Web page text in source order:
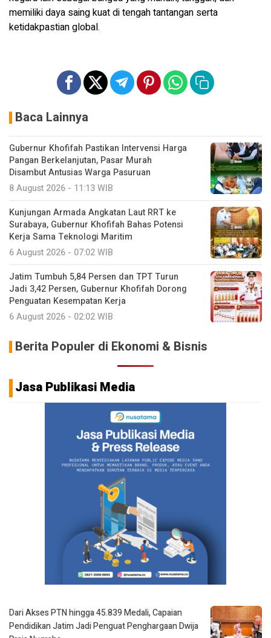
memiliki daya saing kuat di tengah tantangan serta
ketidakpastian global.
Baca Lainnya
Gubernur Khofifah Pastikan Intervensi Harga
Pangan Berkelanjutan, Pasar Murah
Disambut Antusias Warga Pasuruan
8 August 2026 - 11:13 WIB
Kunjungan Armada Angkatan Laut RRT ke
Surabaya, Gubernur Khofifah Bahas Potensi
Kerja Sama Teknologi Maritim
6 August 2026 - 07:02 WIB
Jatim Tumbuh 5,84 Persen dan TPT Turun
Jadi 3,42 Persen, Gubernur Khofifah Dorong
Penguatan Kesempatan Kerja
6 August 2026 - 02:02 WIB
Berita Populer di Ekonomi & Bisnis
Jasa Publikasi Media
Dari Akses PTN hingga 45.839 Medali, Capaian
Pendidikan Jatim Jadi Penguat Penghargaan Dwija